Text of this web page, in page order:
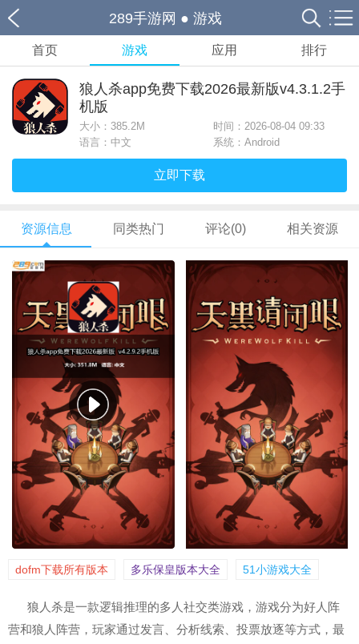
289手游网 ● 游戏
首页 游戏 应用 排行
狼人杀app免费下载2026最新版v4.3.1.2手
机版
大小： 385.2M
时间：2026-08-04 09:33
语言：中文
系统：Android
立即下载
资源信息 同类热门 评论(0) 相关资源
dofm下载所有版本 多乐保皇版本大全 51小游戏大全
狼人杀是一款逻辑推理的多人社交类游戏，游戏分为好人阵
营和狼人阵营，玩家通过发言、分析线索、投票放逐等方式，最